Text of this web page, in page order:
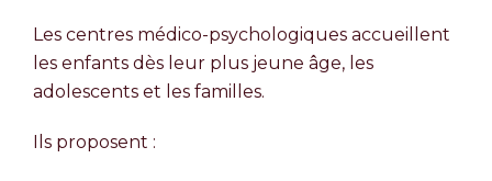
Les centres médico-psychologiques accueillent
les enfants dès leur plus jeune âge, les
adolescents et les familles.
Ils proposent :